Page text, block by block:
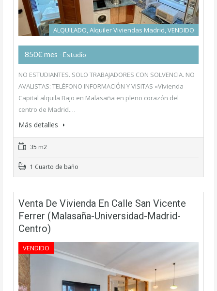
ALQUILADO, Alquiler Viviendas Madrid, VENDIDO
850€ mes - Estudio
NO ESTUDIANTES. SOLO TRABAJADORES CON SOLVENCIA. NO
AVALISTAS: TELÉFONO INFORMACIÓN Y VISITAS «Vivienda
Capital alquila Bajo en Malasaña en pleno corazón del
centro de Madrid.…
Más detalles
35 m2
1 Cuarto de baño
Venta De Vivienda En Calle San Vicente
Ferrer (Malasaña-Universidad-Madrid-
Centro)
VENDIDO